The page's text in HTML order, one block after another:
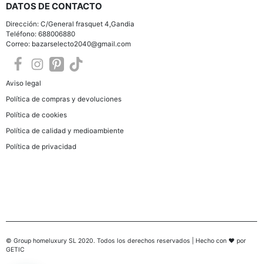
DATOS DE CONTACTO
Dirección: C/General frasquet 4,Gandia
Teléfono: 688006880
Correo: bazarselecto2040@gmail.com
Aviso legal
Política de compras y devoluciones
Política de cookies
Política de calidad y medioambiente
Política de privacidad
© Group homeluxury SL 2020. Todos los derechos reservados | Hecho con ♥ por
GETIC